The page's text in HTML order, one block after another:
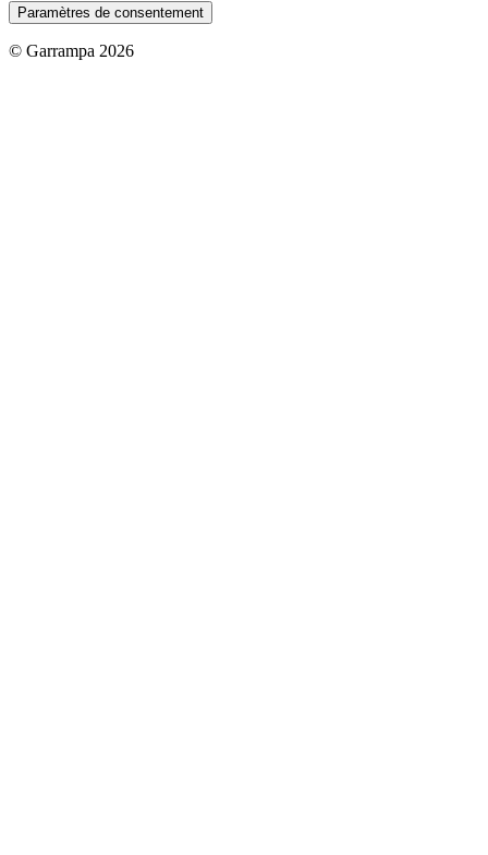
Paramètres de consentement
© Garrampa 2026